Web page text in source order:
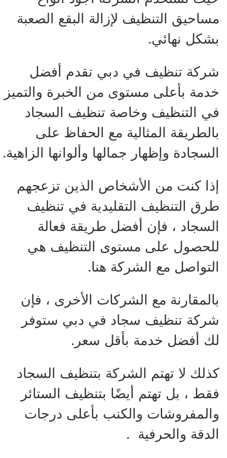
مساحيق التنظيف لإزالة البقع الصعبة
بشكل نهائي.
شركة تنظيف في دبي تقدم أفضل
خدمة بأعلى مستوى من الخبرة والتميز
في التنظيف وخاصة تنظيف السجاد
بالطريقة المثالية مع الحفاظ على
السجادة وإظهار جمالها وألوانها الزاهية.
إذا كنت من الأشخاص الذين تزعجهم
طرق التنظيف التقليدية في تنظيف
السجاد ، فإن أفضل طريقة فعالة
للحصول على مستوى التنظيف هي
التواصل مع الشركة هنا.
بالمقارنة مع الشركات الأخرى ، فإن
شركة تنظيف سجاد في دبي ستوفر
لك أفضل خدمة بأقل سعر.
كذلك لا تهتم الشركة بتنظيف السجاد
فقط ، بل تهتم أيضًا بتنظيف الستائر
والمفروشات والكنب بأعلى درجات
الدقة والحرفية .